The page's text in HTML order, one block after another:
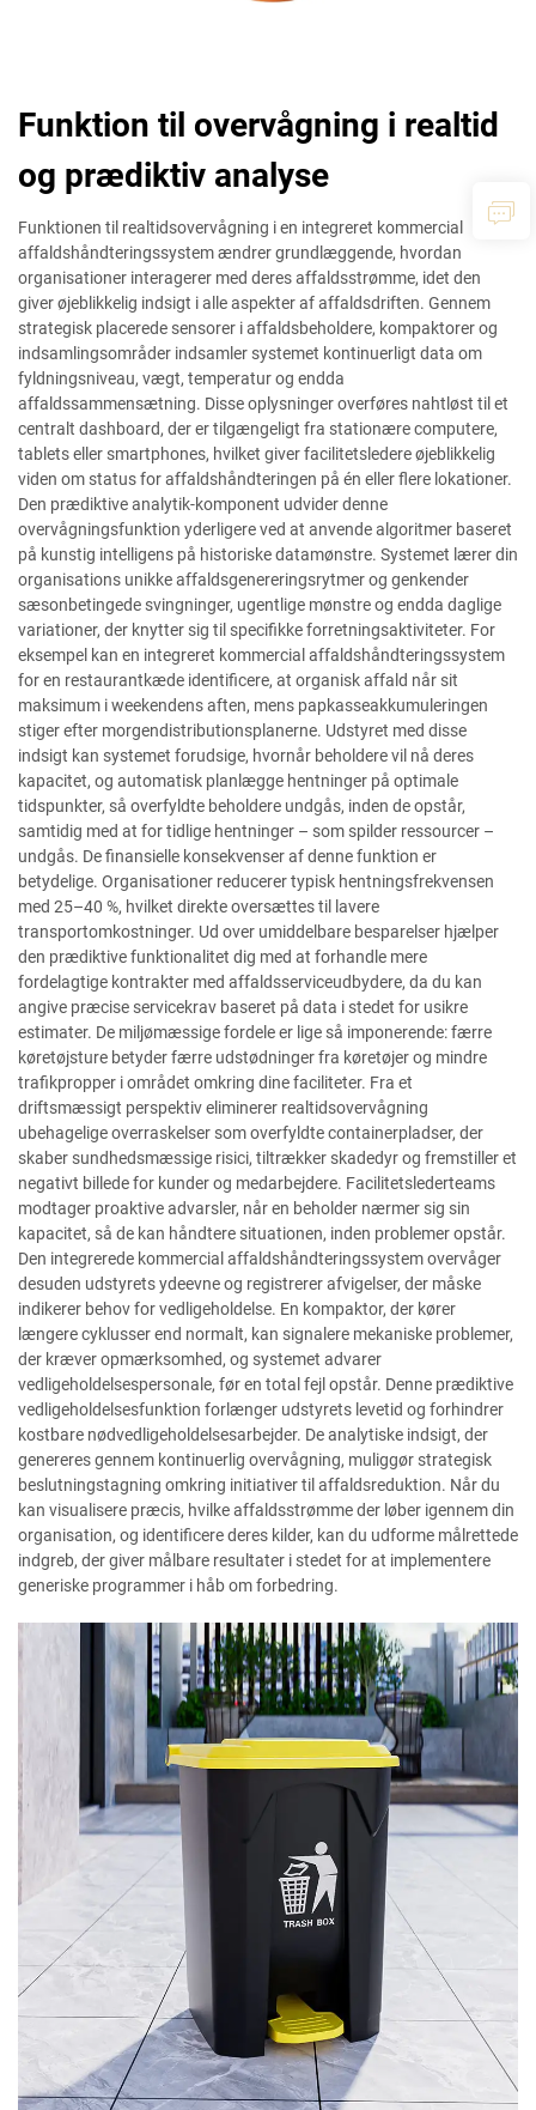
Funktion til overvågning i realtid
og prædiktiv analyse
Funktionen til realtidsovervågning i en integreret kommercial
affaldshåndteringssystem ændrer grundlæggende, hvordan
organisationer interagerer med deres affaldsstrømme, idet den
giver øjeblikkelig indsigt i alle aspekter af affaldsdriften. Gennem
strategisk placerede sensorer i affaldsbeholdere, kompaktorer og
indsamlingsområder indsamler systemet kontinuerligt data om
fyldningsniveau, vægt, temperatur og endda
affaldssammensætning. Disse oplysninger overføres nahtløst til et
centralt dashboard, der er tilgængeligt fra stationære computere,
tablets eller smartphones, hvilket giver facilitetsledere øjeblikkelig
viden om status for affaldshåndteringen på én eller flere lokationer.
Den prædiktive analytik-komponent udvider denne
overvågningsfunktion yderligere ved at anvende algoritmer baseret
på kunstig intelligens på historiske datamønstre. Systemet lærer din
organisations unikke affaldsgenereringsrytmer og genkender
sæsonbetingede svingninger, ugentlige mønstre og endda daglige
variationer, der knytter sig til specifikke forretningsaktiviteter. For
eksempel kan en integreret kommercial affaldshåndteringssystem
for en restaurantkæde identificere, at organisk affald når sit
maksimum i weekendens aften, mens papkasseakkumuleringen
stiger efter morgendistributionsplanerne. Udstyret med disse
indsigt kan systemet forudsige, hvornår beholdere vil nå deres
kapacitet, og automatisk planlægge hentninger på optimale
tidspunkter, så overfyldte beholdere undgås, inden de opstår,
samtidig med at for tidlige hentninger – som spilder ressourcer –
undgås. De finansielle konsekvenser af denne funktion er
betydelige. Organisationer reducerer typisk hentningsfrekvensen
med 25–40 %, hvilket direkte oversættes til lavere
transportomkostninger. Ud over umiddelbare besparelser hjælper
den prædiktive funktionalitet dig med at forhandle mere
fordelagtige kontrakter med affaldsserviceudbydere, da du kan
angive præcise servicekrav baseret på data i stedet for usikre
estimater. De miljømæssige fordele er lige så imponerende: færre
køretøjsture betyder færre udstødninger fra køretøjer og mindre
trafikpropper i området omkring dine faciliteter. Fra et
driftsmæssigt perspektiv eliminerer realtidsovervågning
ubehagelige overraskelser som overfyldte containerpladser, der
skaber sundhedsmæssige risici, tiltrækker skadedyr og fremstiller et
negativt billede for kunder og medarbejdere. Facilitetslederteams
modtager proaktive advarsler, når en beholder nærmer sig sin
kapacitet, så de kan håndtere situationen, inden problemer opstår.
Den integrerede kommercial affaldshåndteringssystem overvåger
desuden udstyrets ydeevne og registrerer afvigelser, der måske
indikerer behov for vedligeholdelse. En kompaktor, der kører
længere cyklusser end normalt, kan signalere mekaniske problemer,
der kræver opmærksomhed, og systemet advarer
vedligeholdelsespersonale, før en total fejl opstår. Denne prædiktive
vedligeholdelsesfunktion forlænger udstyrets levetid og forhindrer
kostbare nødvedligeholdelsesarbejder. De analytiske indsigt, der
genereres gennem kontinuerlig overvågning, muliggør strategisk
beslutningstagning omkring initiativer til affaldsreduktion. Når du
kan visualisere præcis, hvilke affaldsstrømme der løber igennem din
organisation, og identificere deres kilder, kan du udforme målrettede
indgreb, der giver målbare resultater i stedet for at implementere
generiske programmer i håb om forbedring.